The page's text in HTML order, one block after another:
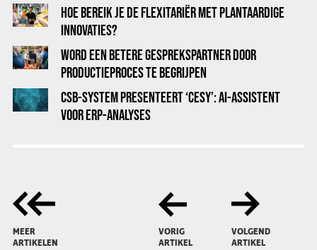
HOE BEREIK JE DE FLEXITARIËR MET PLANTAARDIGE
INNOVATIES?
WORD EEN BETERE GESPREKSPARTNER DOOR
PRODUCTIEPROCES TE BEGRIJPEN
CSB-SYSTEM PRESENTEERT ‘CESY’: AI-ASSISTENT
VOOR ERP-ANALYSES
MEER
ARTIKELEN
VORIG
ARTIKEL
VOLGEND
ARTIKEL